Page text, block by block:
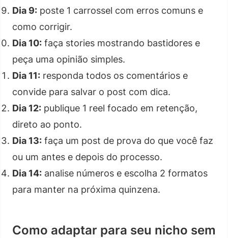
Dia 9: poste 1 carrossel com erros comuns e
como corrigir.
Dia 10: faça stories mostrando bastidores e
peça uma opinião simples.
Dia 11: responda todos os comentários e
convide para salvar o post com dica.
Dia 12: publique 1 reel focado em retenção,
direto ao ponto.
Dia 13: faça um post de prova do que você faz
ou um antes e depois do processo.
Dia 14: analise números e escolha 2 formatos
para manter na próxima quinzena.
Como adaptar para seu nicho sem